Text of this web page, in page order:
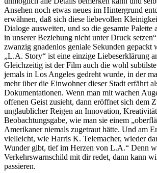
Ansehen noch etwas neues im Hintergrund
erwähnen, daß sich diese liebevollen
Dialoge ausweiten, und so die gesamte Palette
in unserer Beziehung nicht unter Druck
zwanzig gnadenlos geniale Sekunden gepackt
„L.A. Story“ ist eine einzige Liebeserklärung
Gleichzeitig ist der Film auch die wohl
jemals in Los Angeles gedreht wurde, in der
mehr über die Einwohner dieser Stadt erfährt
Dokumentationen. Wenn man mit wachen
offenen Geist zusieht, dann eröffnet sich dem
unglaublicher Reigen an Innovation,
Beobachtungsgabe, wie man sie einem
Amerikaner niemals zugetraut hätte. Und am
vielleicht, wie Harris K. Telemacher, wieder
Wunder gibt, tief im Herzen von L.A.“ Denn
Verkehrswarnschild mit dir redet, dann kann
passieren.